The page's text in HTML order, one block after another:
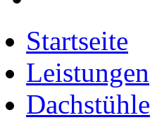
Startseite
Leistungen
Dachstühle